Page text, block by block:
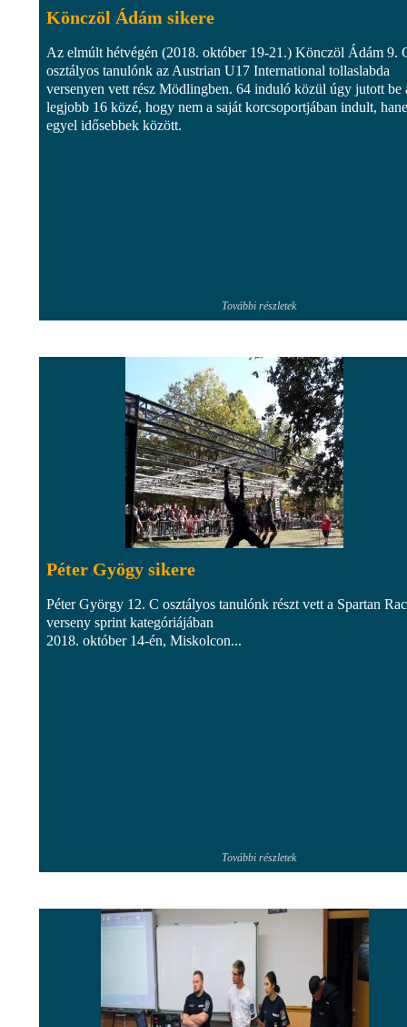
Könczöl Ádám sikere
Az elmúlt hétvégén (2018. október 19-21.) Könczöl Ádám 9.
osztályos tanulónk az Austrian U17 International tollaslabda
versenyen vett rész Mödlingben. 64 induló közül úgy jutott be
legjobb 16 közé, hogy nem a saját korcsoportjában indult,
egyel idősebbek között.
További részletek
Péter Gyögy sikere
Péter György 12. C osztályos tanulónk részt vett a Spartan
verseny sprint kategóriájában
2018. október 14-én, Miskolcon...
További részletek